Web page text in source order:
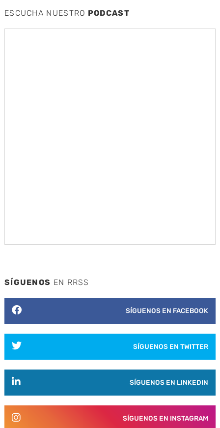
ESCUCHA NUESTRO PODCAST
SÍGUENOS EN RRSS
SÍGUENOS EN FACEBOOK
SÍGUENOS EN TWITTER
SÍGUENOS EN LINKEDIN
SÍGUENOS EN INSTAGRAM